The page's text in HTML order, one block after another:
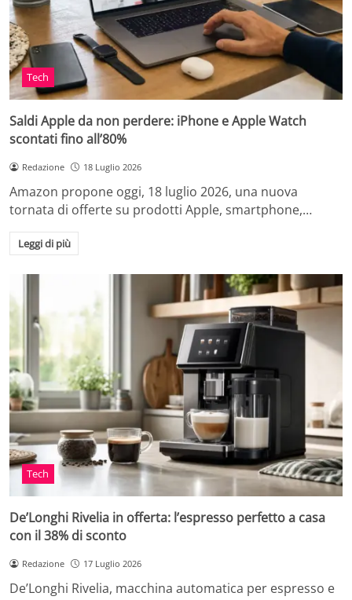
Tech
Saldi Apple da non perdere: iPhone e Apple Watch
scontati fino all’80%
Redazione 18 Luglio 2026
Amazon propone oggi, 18 luglio 2026, una nuova
tornata di offerte su prodotti Apple, smartphone,…
Leggi di più
Tech
De’Longhi Rivelia in offerta: l’espresso perfetto a casa
con il 38% di sconto
Redazione 17 Luglio 2026
De’Longhi Rivelia, macchina automatica per espresso e